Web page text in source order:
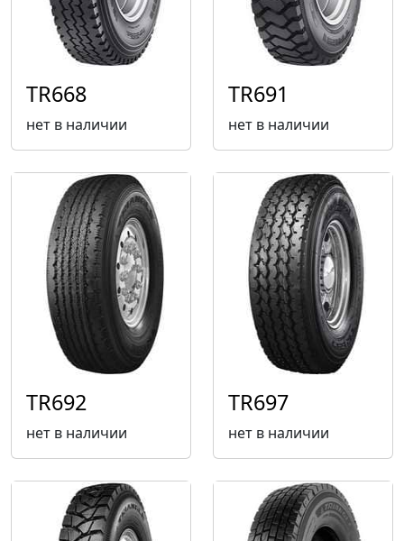
TR668
нет в наличии
TR691
нет в наличии
TR692
нет в наличии
TR697
нет в наличии